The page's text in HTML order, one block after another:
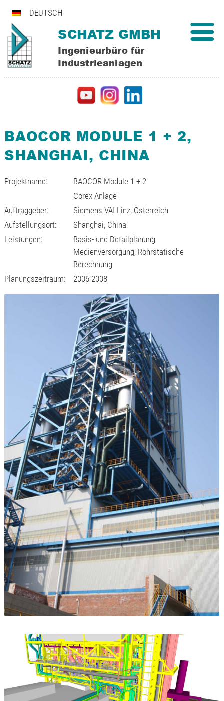
DEUTSCH
SCHATZ GMBH
Ingenieurbüro für
Industrieanlagen
BAOCOR MODULE 1 + 2,
SHANGHAI, CHINA
Projektname:
BAOCOR Module 1 + 2
Corex Anlage
Auftraggeber:
Siemens VAI Linz, Österreich
Aufstellungsort:
Shanghai, China
Leistungen:
Basis- und Detailplanung
Medienversorgung, Rohrstatische
Berechnung
Planungszeitraum:
2006-2008